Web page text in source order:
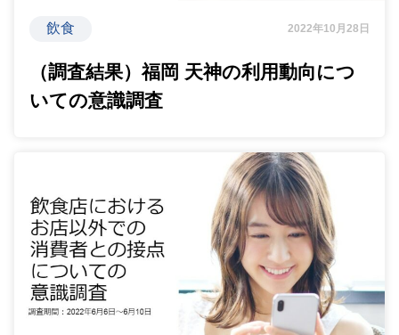
飲食 2022年10月28日
（調査結果）福岡 天神の利用動向につ
いての意識調査